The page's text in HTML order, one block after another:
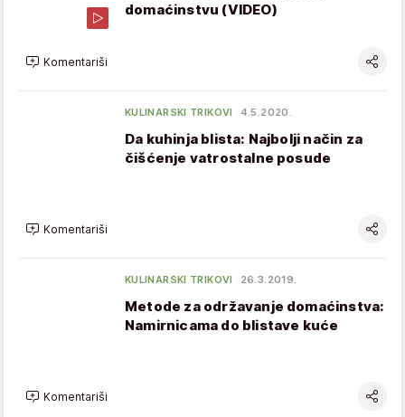
domaćinstvu (VIDEO)
Komentariši
KULINARSKI TRIKOVI 4.5.2020.
Da kuhinja blista: Najbolji način za
čišćenje vatrostalne posude
Komentariši
KULINARSKI TRIKOVI 26.3.2019.
Metode za održavanje domaćinstva:
Namirnicama do blistave kuće
Komentariši